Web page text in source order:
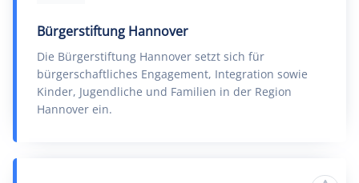
Bürgerstiftung Hannover
Die Bürgerstiftung Hannover setzt sich für
bürgerschaftliches Engagement, Integration sowie
Kinder, Jugendliche und Familien in der Region
Hannover ein.